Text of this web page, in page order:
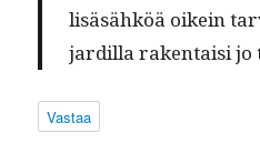
lisäsähköä oikein
jardil­la rak­en­taisi jo
Vastaa